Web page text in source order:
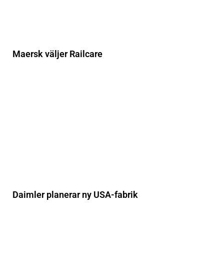
Maersk väljer Railcare
Daimler planerar ny USA-fabrik